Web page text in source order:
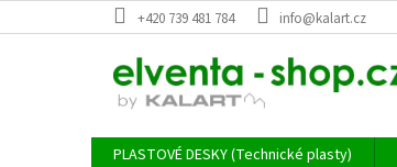
na
+420 739 481 784 info@kalart.cz
PLASTOVÉ DESKY (Technické plasty)